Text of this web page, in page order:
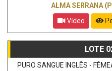
ALMA SERRANA
Vídeo
LOTE
PURO SANGUE INGLÊS -